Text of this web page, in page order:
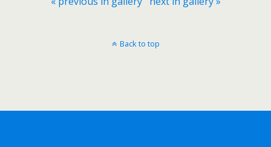
Back to top